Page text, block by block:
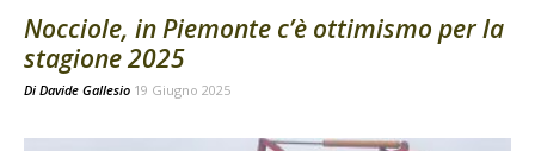
Nocciole, in Piemonte c’è ottimismo per la
stagione 2025
Di Davide Gallesio 19 Giugno 2025